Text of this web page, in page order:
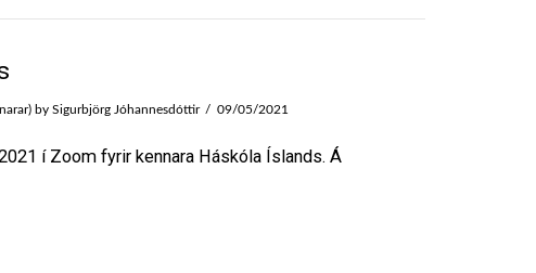
by Sigurbjörg Jóhannesdóttir 09/05/2021
í Zoom fyrir kennara Háskóla Íslands. Á